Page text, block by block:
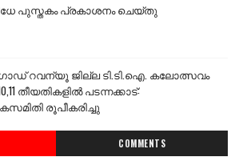
പുസ്തകം പ്രകാശനം ചെയ്തു
റവന്യൂ ജില്ല ടി.ടി.ഐ. കലോത്സവം
തീയതികളിൽ പടന്നക്കാട്:
രൂപീകരിച്ചു
COMMENTS